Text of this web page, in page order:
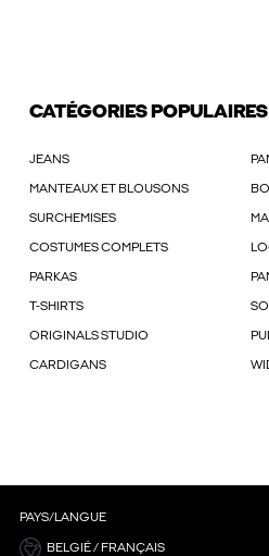
CATÉGORIES POPULAIRES
JEANS
MANTEAUX ET BLOUSONS
SURCHEMISES
COSTUMES COMPLETS
PARKAS
T-SHIRTS
ORIGINALS STUDIO
CARDIGANS
PAYS/LANGUE
BELGIË / FRANÇAIS